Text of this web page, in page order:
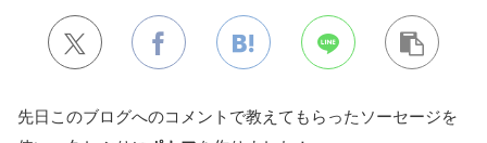
先日このブログへのコメントで教えてもらったソーセージを